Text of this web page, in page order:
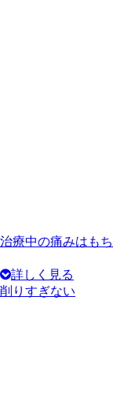
治療中の痛みはも
詳しく見る
削りすぎない